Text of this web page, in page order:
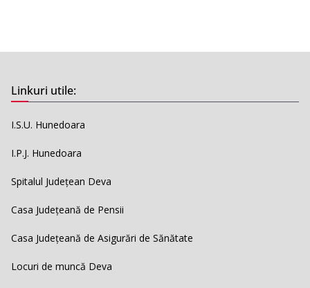
Linkuri utile:
I.S.U. Hunedoara
I.P.J. Hunedoara
Spitalul Județean Deva
Casa Județeană de Pensii
Casa Județeană de Asigurări de Sănătate
Locuri de muncă Deva